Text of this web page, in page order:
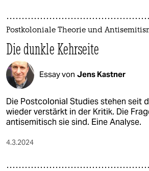
Postkoloniale Theorie und
Die dunkle Kehrseite
Essay von Jens Kastner
Die Postcolonial Studies stehen seit
wieder verstärkt in der Kritik. Die
antisemitisch sie sind. Eine Analyse.
4.3.2024